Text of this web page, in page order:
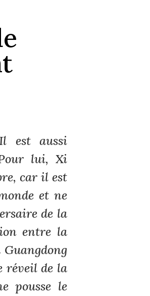
est aussi
lui, Xi
car il est
et ne
de la
entre la
réveil de la
pousse le